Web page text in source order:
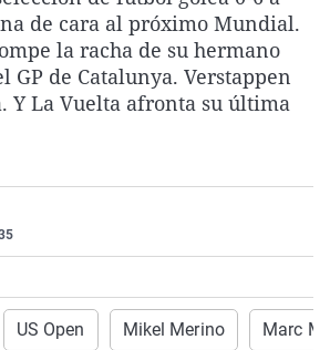
La rosa de los vientos
Gente viajera
Como el perro y el
Caso
Retornados
Equipo de
Extremadura
Galicia
La Rioja
Virales
Televisión
Elecciones
de cara al próximo Mundial.
la racha de su hermano
GP de Catalunya. Verstappen
Y La Vuelta afronta su última
US Open Mikel Merino Marc